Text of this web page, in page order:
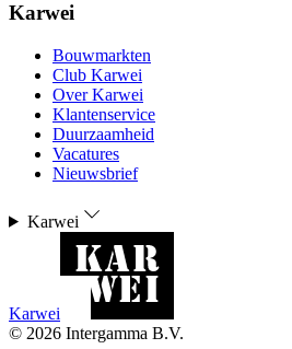
Karwei
Bouwmarkten
Club Karwei
Over Karwei
Klantenservice
Duurzaamheid
Vacatures
Nieuwsbrief
Karwei
Karwei
© 2026 Intergamma B.V.